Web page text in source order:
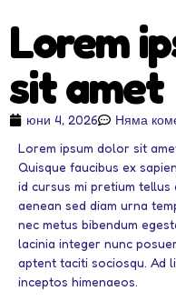
Lorem
sit amet
юни 4, 2026
Няма
Lorem ipsum dolor sit
Quisque faucibus ex
id cursus mi pretium tellus
aenean sed diam urna
nec metus bibendum
lacinia integer nunc
aptent taciti sociosqu. Ad
inceptos himenaeos.